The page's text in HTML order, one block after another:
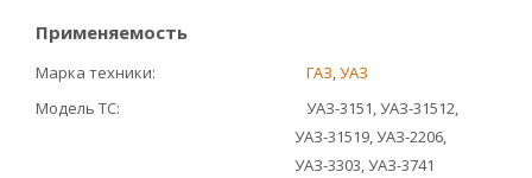
Применяемость
Марка техники ГАЗ,УАЗ
Модель ТС
УАЗ-3151, УАЗ-31512,
УАЗ-31519, УАЗ-2206,
УАЗ-3303, УАЗ-3741